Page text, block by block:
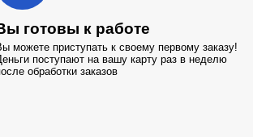
готовы к работе
можете приступать к своему первому заказу!
поступают на вашу карту раз в неделю
обработки заказов